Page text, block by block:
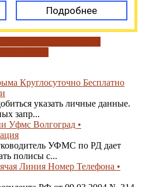
Подробнее
Круглосуточно Бесплатно
указать личные данные.
запр...
Уфмс Волгоград •
УФМС по РД дает
полисы с...
Линия Номер Телефона •